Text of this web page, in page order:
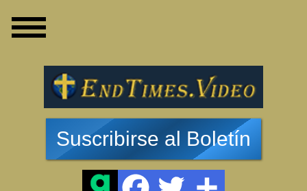
Suscribirse al Boletín